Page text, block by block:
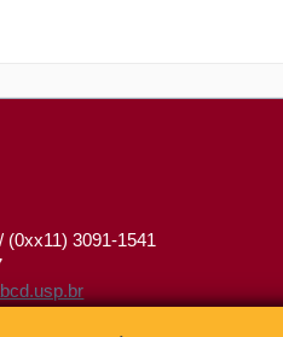
(0xx11) 3091-1541